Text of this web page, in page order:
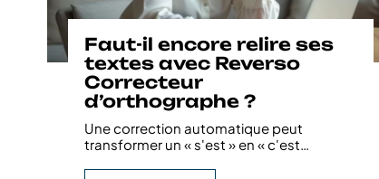
Faut-il encore relire ses
textes avec Reverso
Correcteur
d’orthographe ?
Une correction automatique peut
transformer un « s'est » en « c'est…